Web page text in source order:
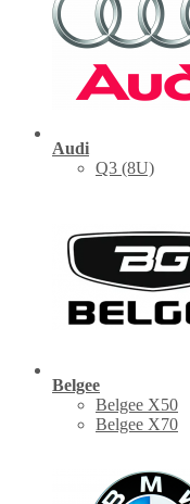
Audi
Q3 (8U)
Belgee
Belgee X50
Belgee X70